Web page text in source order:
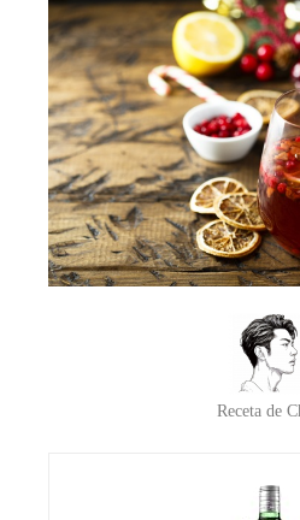
Receta de